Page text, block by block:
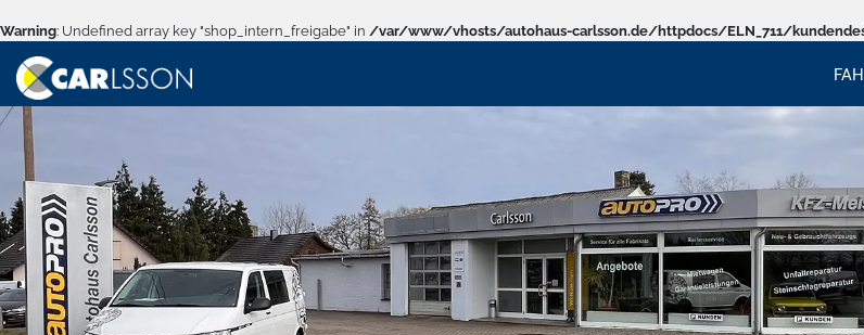
Warning: Undefined array key "shop_intern_freigabe" in /var/www/vhosts/autohaus-carlsson.de/httpdocs/ELN_711/